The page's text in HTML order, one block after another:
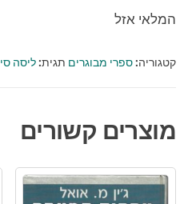
המלאי אזל
קטגוריה:ספרי מבוגרים תגית:ליסה סי
מוצרים קשורים